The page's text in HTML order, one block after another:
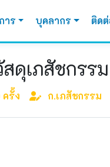
าร บุคลากร ติด
เภสัชกรรม
ครั้ง ก.เภสัชกรรม